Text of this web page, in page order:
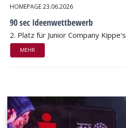
HOMEPAGE23.06.2026
90 sec Ideenwettbewerb
2. Platz für Junior Company Kippe's
MEHR